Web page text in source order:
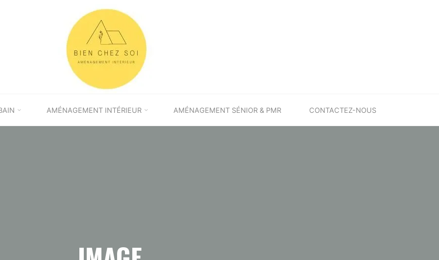
AMÉNAGEMENT INTÉRIEUR AMÉNAGEMENT SÉNIOR & PMR CONTACTEZ-NOUS